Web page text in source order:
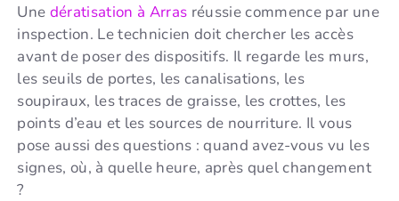
Une dératisation à Arras réussie commence par une
inspection. Le technicien doit chercher les accès
avant de poser des dispositifs. Il regarde les murs,
les seuils de portes, les canalisations, les
soupiraux, les traces de graisse, les crottes, les
points d’eau et les sources de nourriture. Il vous
pose aussi des questions : quand avez-vous vu les
signes, où, à quelle heure, après quel changement
?